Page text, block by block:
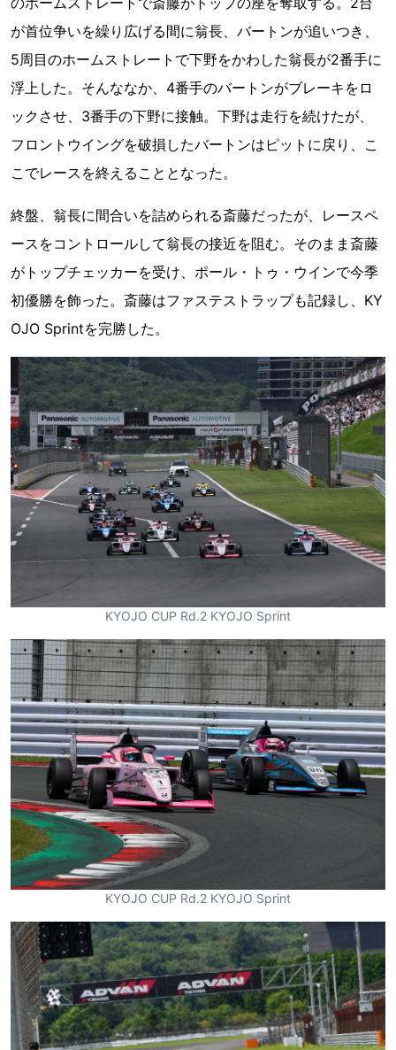
が首位争いを繰り広げる間に翁長、バートンが追いつき、
5周目のホームストレートで下野をかわした翁長が2番手に
浮上した。そんななか、4番手のバートンがブレーキをロ
ックさせ、3番手の下野に接触。下野は走行を続けたが、
フロントウイングを破損したバートンはピットに戻り、こ
こでレースを終えることとなった。
終盤、翁長に間合いを詰められる斎藤だったが、レースペ
ースをコントロールして翁長の接近を阻む。そのまま斎藤
がトップチェッカーを受け、ポール・トゥ・ウインで今季
初優勝を飾った。斎藤はファステストラップも記録し、KY
OJO Sprintを完勝した。
KYOJO CUP Rd.2 KYOJO Sprint
KYOJO CUP Rd.2 KYOJO Sprint